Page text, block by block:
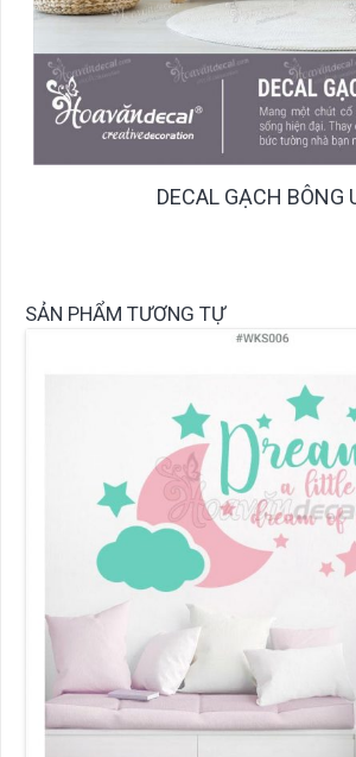
DECAL GẠCH BÔNG
SẢN PHẨM TƯƠNG TỰ